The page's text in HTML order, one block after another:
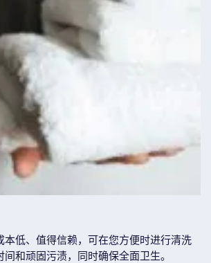
本低、值得信赖，可在您方便时进行清洗
和顽固污渍，同时确保全面卫生。